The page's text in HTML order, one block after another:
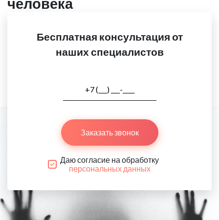
Бесплатная консультация от
наших специалистов
Заказать звонок
Даю согласие на обработку
персональных данных